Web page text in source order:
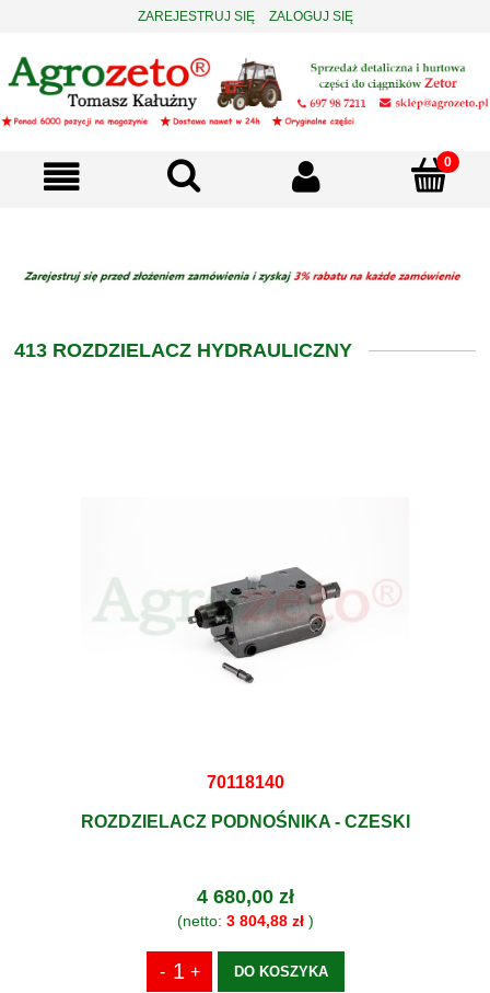
ZAREJESTRUJ SIĘ ZALOGUJ SIĘ
413 ROZDZIELACZ HYDRAULICZNY
70118140
ROZDZIELACZ PODNOŚNIKA - CZESKI
4 680,00 zł
(netto: 3 804,88 zł)
DO KOSZYKA